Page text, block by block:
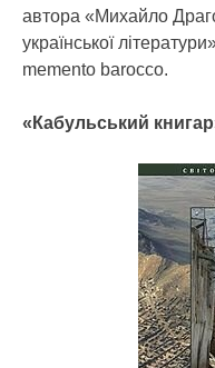
автора «Михайло
української
memento baroсco.
«Кабульський